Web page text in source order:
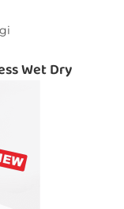
Wet Dry